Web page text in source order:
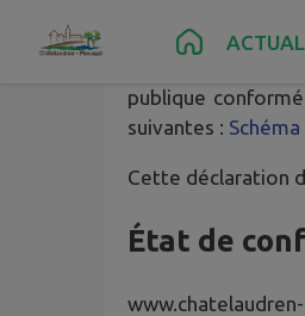
Contenu Menu
publique
suivantes :
Cette déclaration
État de